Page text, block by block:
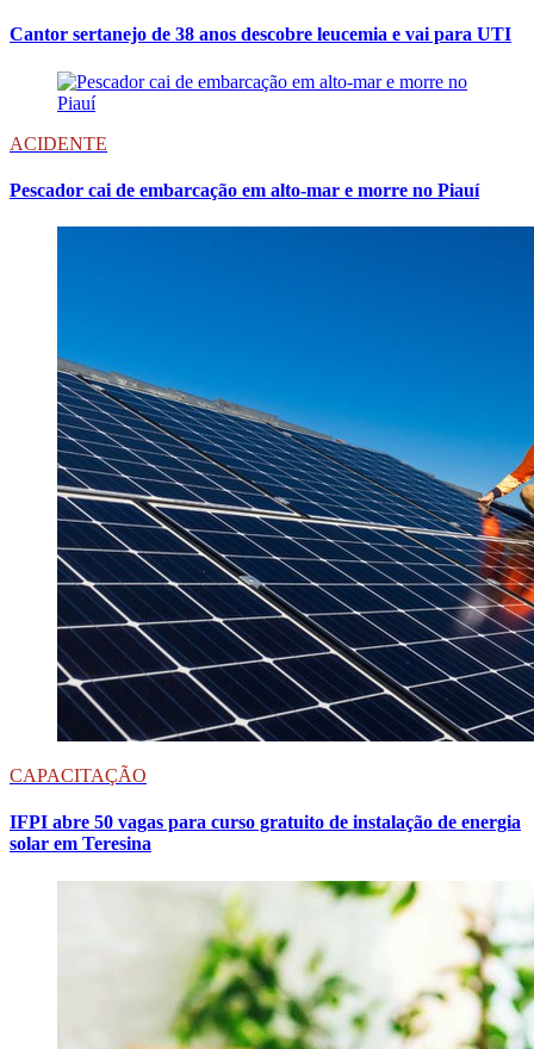
Cantor sertanejo de 38 anos descobre leucemia e vai para UTI
ACIDENTE
Pescador cai de embarcação em alto-mar e morre no Piauí
CAPACITAÇÃO
IFPI abre 50 vagas para curso gratuito de instalação de energia
solar em Teresina